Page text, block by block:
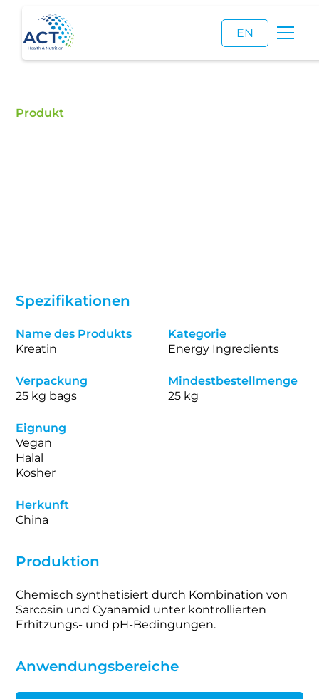
EN
Produkt
Spezifikationen
Name des Produkts
Kreatin
Kategorie
Energy Ingredients
Verpackung
25 kg bags
Mindestbestellmenge
25 kg
Eignung
Vegan
Halal
Kosher
Herkunft
China
Produktion
Chemisch synthetisiert durch Kombination von
Sarcosin und Cyanamid unter kontrollierten
Erhitzungs- und pH-Bedingungen.
Anwendungsbereiche